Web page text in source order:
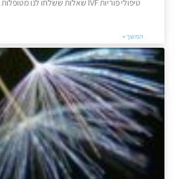
טיפולי פוריות IVF שאלות ששלחו לנו מטופלות ובחרנו לענות על
המשך »